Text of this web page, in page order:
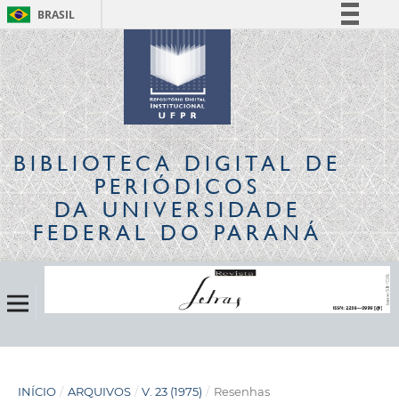
BRASIL
Simplifique!
Comunica BR
Participe
Acesso à informação
Legislação
Canais
BIBLIOTECA DIGITALDE
PERIÓDICOS
DA UNIVERSIDADE
FEDERAL DO PARANÁ
INÍCIO / ARQUIVOS / V. 23 (1975) / Resenhas